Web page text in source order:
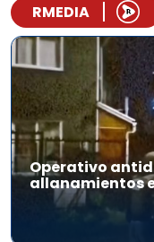
RMEDIA
Operativo
allanamientos